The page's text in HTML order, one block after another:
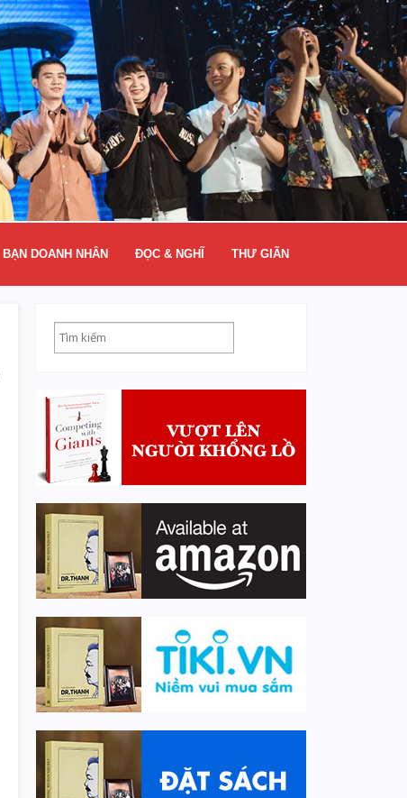
BẠN DOANH NHÂN ĐỌC & NGHĨ THƯ GIÃN